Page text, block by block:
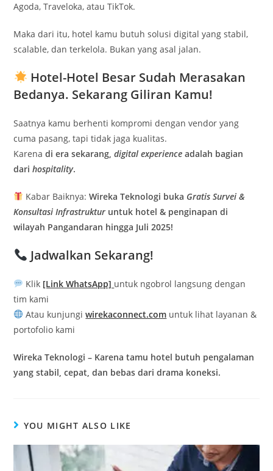
Agoda, Traveloka, atau TikTok.
Maka dari itu, hotel kamu butuh solusi digital yang stabil,
scalable, dan terkelola. Bukan yang asal jalan.
Hotel-Hotel Besar Sudah Merasakan
Bedanya. Sekarang Giliran Kamu!
Saatnya kamu berhenti kompromi dengan vendor yang
cuma pasang, tapi tidak jaga kualitas.
Karenadi era sekarang,digital experience adalah bagian
darihospitality.
Kabar Baiknya:Wireka Teknologi buka Gratis Survei &
Konsultasi Infrastruktur untuk hotel & penginapan di
wilayah Pangandaran hingga Juli 2025!
Jadwalkan Sekarang!
Klik [Link WhatsApp] untuk ngobrol langsung dengan
tim kami
Atau kunjungiwirekaconnect.com untuk lihat layanan &
portofolio kami
Wireka Teknologi – Karena tamu hotel butuh pengalaman
yang stabil, cepat, dan bebas dari drama koneksi.
YOU MIGHT ALSO LIKE